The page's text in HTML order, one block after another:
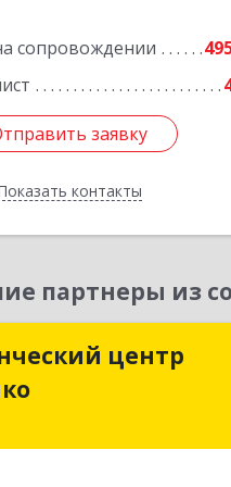
сопровождении
заявку
контакты
Подробнее
заявку
Назад
партнеры из
центрцентр